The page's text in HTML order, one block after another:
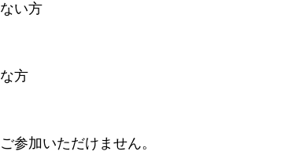
い方
方
参加いただけません。